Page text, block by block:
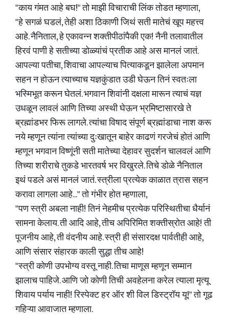
"काय गंमत आहे बघ!" तो माझी विचाराची लिंक तोडत म्हणाला,
"हे सगळं घडलं, तेही अशा ठिकाणी जिथं सती मातेचं खूप महत्त्व
आहे. नैनिताल, हे एकावन्न शक्तीपीठांपैकी एक! नैनी तलावातील
हिरवं पाणी हे सतीच्या डोळ्यांचं प्रतीक आहे अस मानलं जातं.
आपल्या पतीचा, शिवाचा आपल्याच पित्याकडून झालेला अपमान
सहन न होऊन त्याच्याच यज्ञकुंडात उडी घेऊन तिनं स्वतःला
भस्मिभूत करून घेतलं. भगवान शिवांनी दक्षला मारून त्याचं यज्ञ
उधळून लावलं आणि तिच्या अस्थी घेऊन भ्रमिष्टासारखे ते
ब्रह्मांडभर फिरू लागले. त्यांचा विषाद संपूर्ण ब्रह्मांडाचा नाश करू
नये म्हणून त्यांना त्यांच्या दुःखातून बाहेर काढणं गरजेचं होतं आणि
म्हणून भगवान विष्णूंनी सती मातेच्या देहावर सुदर्शन चालवलं आणि
तिच्या शरीराचे तुकडे भारतवर्ष भर विखुरले. तिचे डोळे नैनिताल
इथं पडले असं मानलं जातं. स्त्रीला प्रत्येक काळात त्रास सहन
करावा लागला आहे..." तो गंभीर होत म्हणाला,
"पण स्त्री अबला नाही! तिनं नेहमीच प्रत्येक परिस्थितीचा धैर्यानं
सामना केलाय. ती आदि आहे, तीच अपिरिमित शक्तीस्रोत आहे! ती
पूजनीय आहे, ती वंदनीय आहे. स्त्री ही संसारदक्ष पार्वतीही आहे,
आणि संसार संहारक काली सुद्धा तीच आहे!
"स्त्री कोणी उपभोग्य वस्तू नाही. तिचा माणूस म्हणून सम्मान
झालाच पाहिजे. आणि जो कोणी तिची अवहेलना करेल त्याला मृत्यू
शिवाय पर्याय नाही! रिस्पेक्ट हर ऑर शी विल डिस्ट्रॉय यू!" तो गूढ
गहिऱ्या आवाजात म्हणाला.